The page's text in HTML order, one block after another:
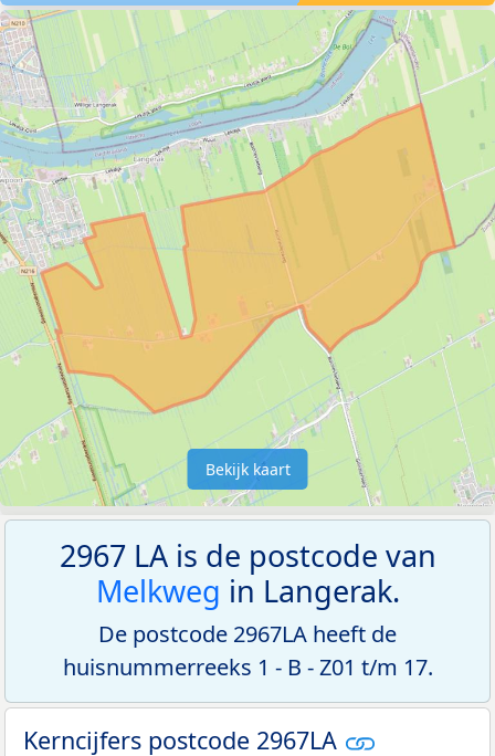
Bekijk kaart
2967 LA is de postcode van
Melkweg in Langerak.
De postcode 2967LA heeft de
huisnummerreeks 1 - B - Z01 t/m 17.
Kerncijfers postcode 2967LA